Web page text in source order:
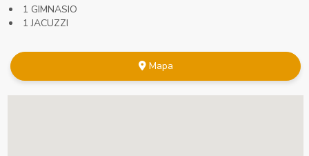
1 GIMNASIO
1 JACUZZI
Mapa